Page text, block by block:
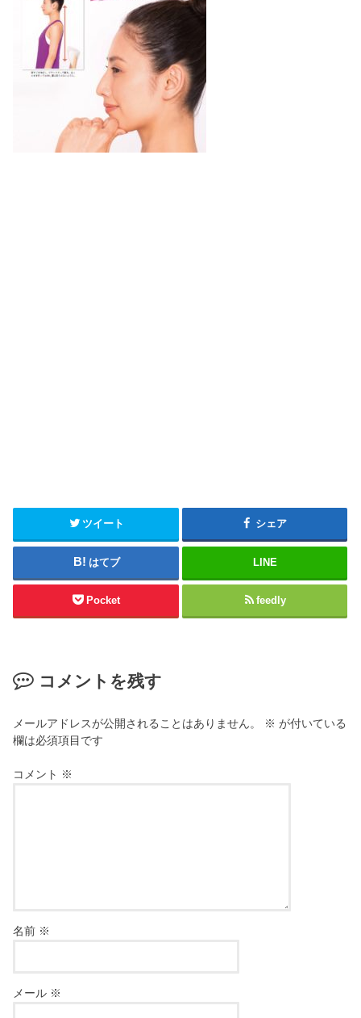
ツイート シェア
はてブ LINE
Pocket feedly
コメントを残す
メールアドレスが公開されることはありません。 ※ が付いている
欄は必須項目です
コメント ※
名前 ※
メール ※